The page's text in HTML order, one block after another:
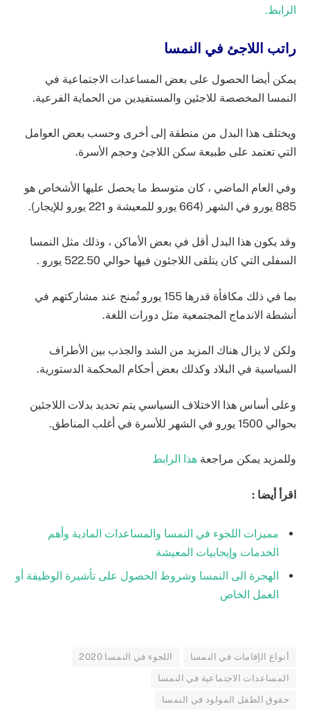
الرابط.
راتب اللاجئ في النمسا
يمكن أيضا الحصول على بعض المساعدات الاجتماعية في
النمسا المخصصة للاجئين والمستفيدين من الحماية الفرعية.
ويختلف هذا البدل من منطقة إلى أخرى وحسب بعض العوامل
التي تعتمد على طبيعة سكن اللاجئ وحجم الأسرة.
وفي العام الماضي ، كان متوسط ما يحصل عليها الأشخاص هو
885 يورو في الشهر (664 يورو للمعيشة و 221 يورو للإيجار).
وقد يكون هذا البدل أقل في بعض الأماكن ، وذلك مثل النمسا
السفلى التي كان يتلقى اللاجئون فيها حوالي 522.50 يورو .
بما في ذلك مكافأة قدرها 155 يورو تُمنح عند مشاركتهم في
أنشطة الاندماج المجتمعية مثل دورات اللغة.
ولكن لا يزال هناك المزيد من الشد والجذب بين الأطراف
السياسية في البلاد وكذلك بعض أحكام المحكمة الدستورية.
وعلى أساس هذا الاختلاف السياسي يتم تحديد بدلات اللاجئين
بحوالي 1500 يورو في الشهر للأسرة في أغلب المناطق.
وللمزيد يمكن مراجعة هذا الرابط
اقرأ أيضا :
مميزات اللجوء في النمسا والمساعدات المادية وأهم
الخدمات وإيجابيات المعيشة
الهجرة الى النمسا وشروط الحصول على تأشيرة الوظيفة أو
العمل الخاص
أنواع الإقامات في النمسا اللجوء في النمسا 2020
المساعدات الاجتماعية في النمسا
حقوق الطفل المولود في النمسا